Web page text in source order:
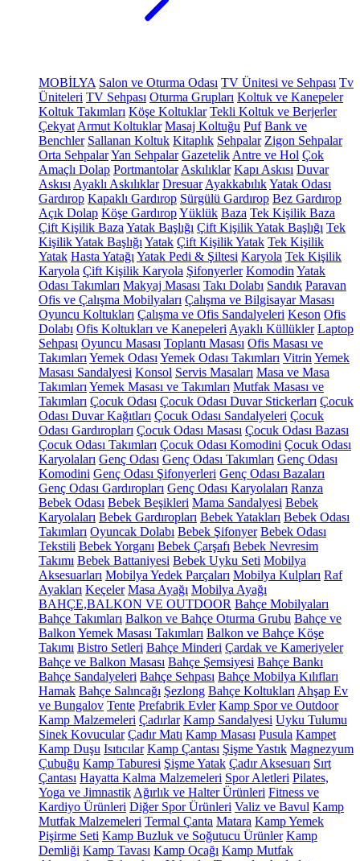
MOBİLYA Salon ve Oturma Odası TV Ünitesi ve Sehpası Tv
Üniteleri TV Sehpası Oturma Grupları Koltuk ve Kanepeler
Koltuk Takımları Köşe Koltuklar Tekli Koltuk ve Berjerler
Çekyat Armut Koltuklar Masaj Koltuğu Puf Bank ve
Benchler Sallanan Koltuk Kitaplık Sehpalar Zigon Sehpalar
Orta SehpalarYan Sehpalar Gazetelik Antre ve Hol Çok
Amaçlı Dolap Portmantolar Askılıklar Kapı Askısı Duvar
Askısı Ayaklı Askılıklar Dresuar AyakkabılıkYatak Odası
Gardırop Kapaklı Gardırop Sürgülü Gardırop Bez Gardırop
Açık Dolap Köşe GardıropYüklük Baza Tek Kişilik Baza
Çift Kişilik Baza Yatak Başlığı Çift Kişilik Yatak Başlığı Tek
Kişilik Yatak Başlığı Yatak Çift Kişilik Yatak Tek Kişilik
Yatak Hasta Yatağı Yatak Pedi & Şiltesi Karyola Tek Kişilik
Karyola Çift Kişilik Karyola Şifonyerler Komodin Yatak
Odası Takımları Makyaj Masası Takı Dolabı Sandık Paravan
Ofis ve Çalışma Mobilyaları Çalışma ve Bilgisayar Masası
Oyuncu Koltukları Çalışma ve Ofis Sandalyeleri Keson Ofis
Dolabı Ofis Koltukları ve Kanepeleri Ayaklı Küllükler Laptop
Sehpası Oyuncu Masası Toplantı Masası Ofis Masası ve
Takımları Yemek Odası Yemek Odası Takımları Vitrin Yemek
Masası Sandalyesi Konsol Servis Masaları Masa ve Masa
Takımları Yemek Masası ve Takımları Mutfak Masası ve
Takımları Çocuk Odası Çocuk Odası Duvar Stickerları Çocuk
Odası Duvar Kağıtları Çocuk Odası Sandalyeleri Çocuk
Odası Gardıropları Çocuk Odası Masası Çocuk Odası Bazası
Çocuk Odası Takımları Çocuk Odası Komodini Çocuk Odası
Karyolaları Genç Odası Genç Odası Takımları Genç Odası
Komodini Genç Odası Şifonyerleri Genç Odası Bazaları
Genç Odası Gardıropları Genç Odası Karyolaları Ranza
Bebek Odası Bebek Beşikleri Mama Sandalyesi Bebek
Karyolaları Bebek Gardıropları Bebek Yatakları Bebek Odası
Takımları Oyuncak Dolabı Bebek Şifonyer Bebek Odası
Tekstili Bebek Yorganı Bebek Çarşafı Bebek Nevresim
Takımı Bebek Battaniyesi Bebek Uyku Seti Mobilya
Aksesuarları Mobilya Yedek Parçaları Mobilya Kulpları Raf
Ayakları Keçeler Masa Ayağı Mobilya Ayağı
BAHÇE,BALKON VE OUTDOOR Bahçe Mobilyaları
Bahçe Takımları Balkon ve Bahçe Oturma Grubu Bahçe ve
Balkon Yemek Masası Takımları Balkon ve Bahçe Köşe
Takımı Bistro Setleri Bahçe Minderi Çardak ve Kameriyeler
Bahçe ve Balkon Masası Bahçe Şemsiyesi Bahçe Bankı
Bahçe Sandalyeleri Bahçe Sehpası Bahçe Mobilya Kılıfları
Hamak Bahçe Salıncağı Şezlong Bahçe Koltukları Ahşap Ev
ve Bungalov Tente Prefabrik Evler Kamp Spor ve Outdoor
Kamp Malzemeleri Çadırlar Kamp Sandalyesi Uyku Tulumu
Sinek Kovucular Çadır Matı Kamp Masası Pusula Kampet
Kamp Duşu Isıtıcılar Kamp Çantası Şişme Yastık Magnezyum
Çubuğu Kamp Taburesi Şişme Yatak Çadır Aksesuarı Sırt
Çantası Hayatta Kalma Malzemeleri Spor Aletleri Pilates,
Yoga ve Jimnastik Ağırlık ve Halter Ürünleri Fitness ve
Kardiyo Ürünleri Diğer Spor Ürünleri Valiz ve Bavul Kamp
Mutfak Malzemeleri Termal Çanta Matara Kamp Yemek
Pişirme Seti Kamp Buzluk ve Soğutucu Ürünler Kamp
Demliği Kamp Tavası Kamp Ocağı Kamp Mutfak